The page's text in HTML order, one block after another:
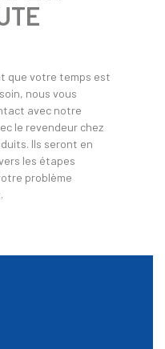
que votre temps est
nous vous
avec notre
le revendeur chez
Ils seront en
les étapes
problème